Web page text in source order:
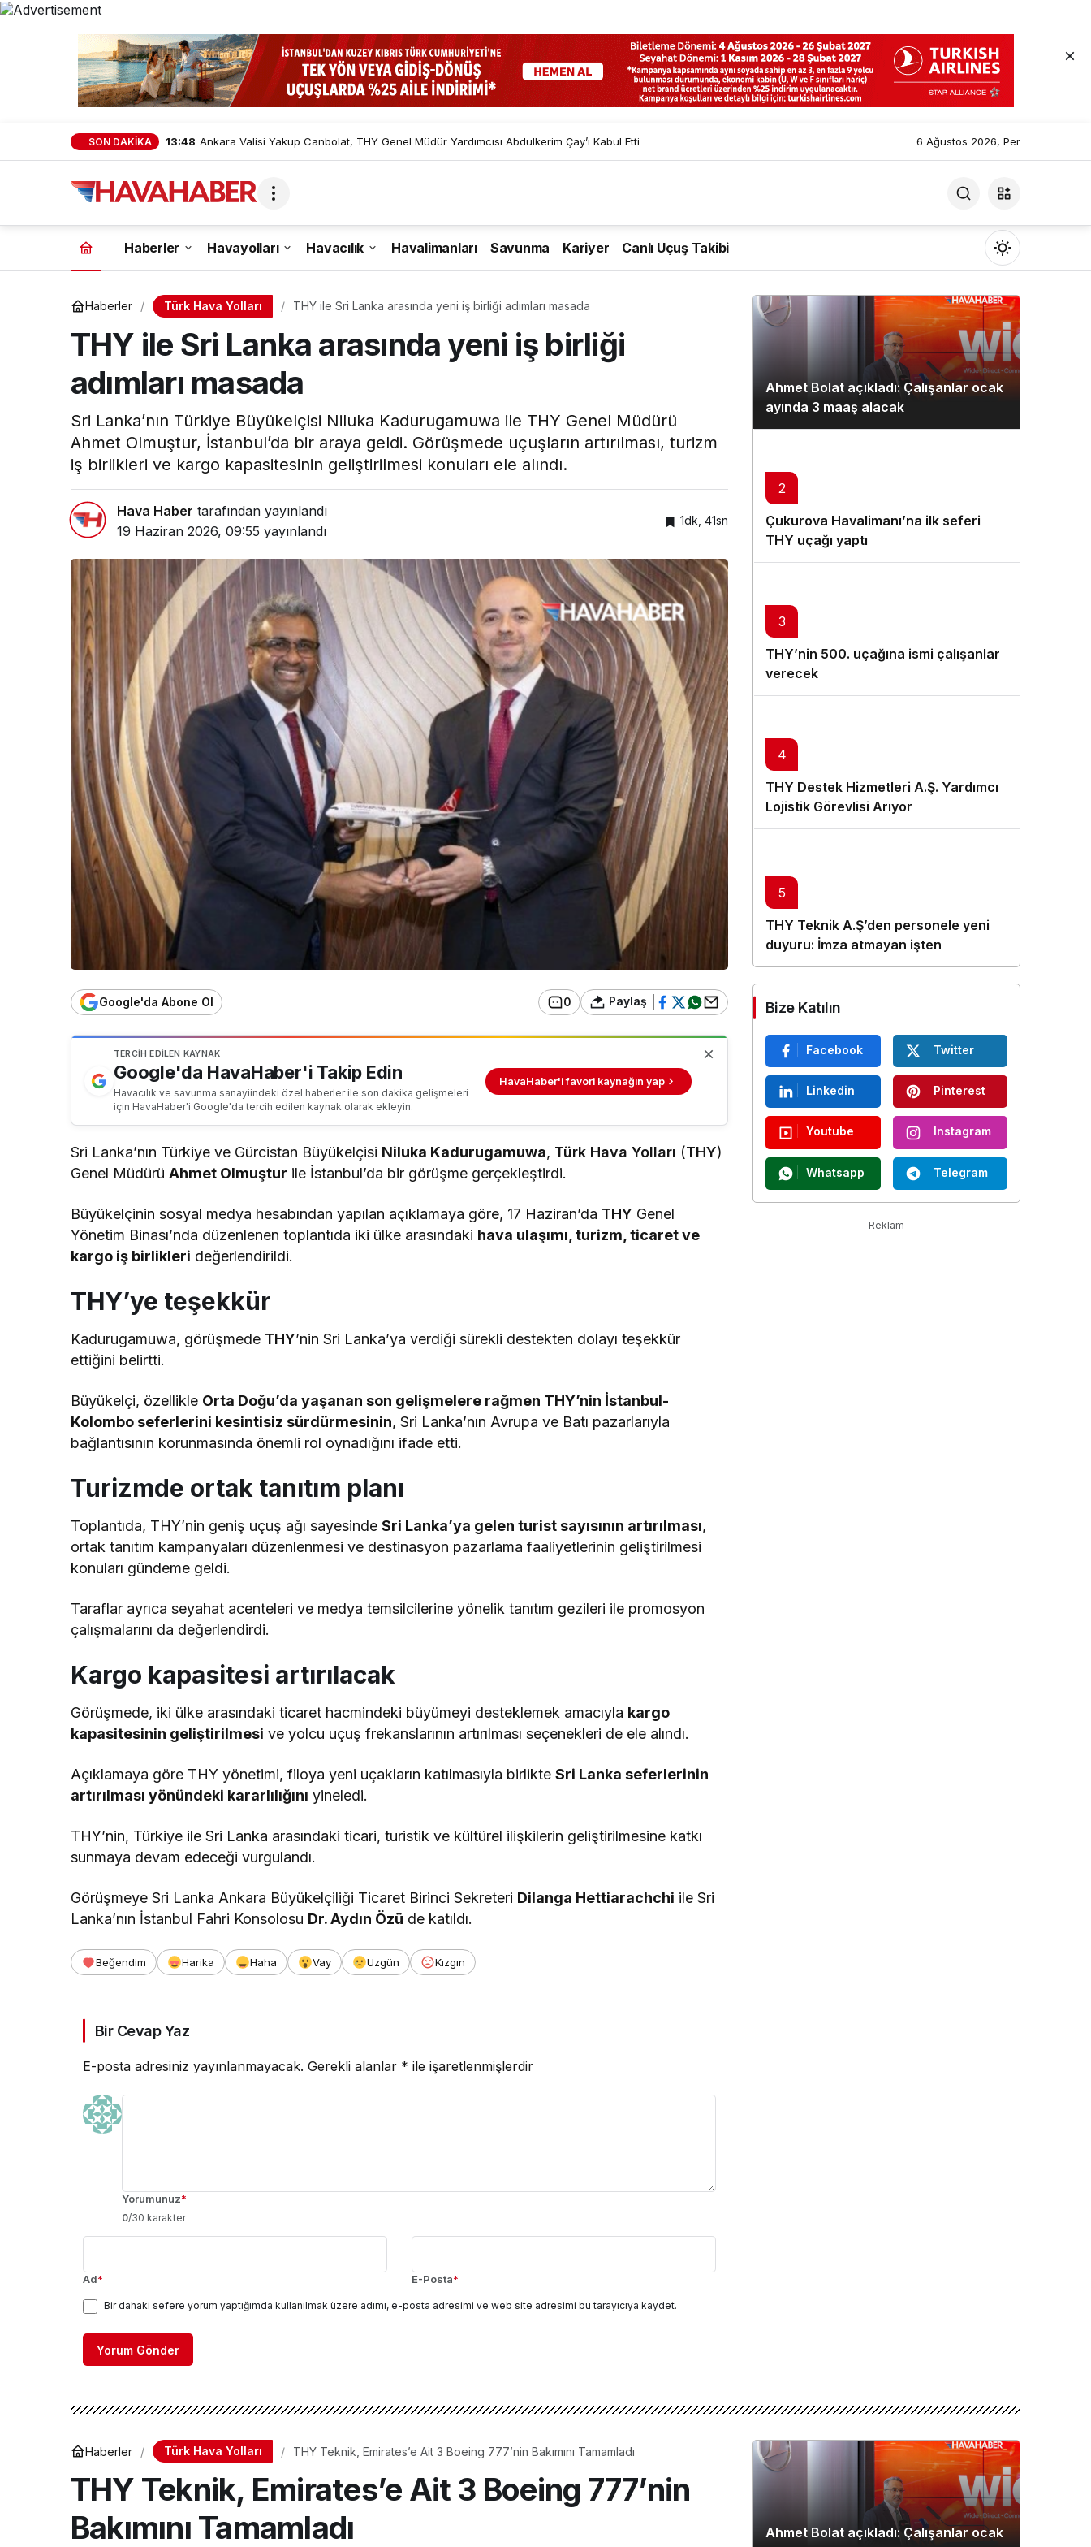
SON DAKİKA 13:48 Ankara Valisi Yakup Canbolat, THY Genel Müdür Yardımcısı Abdulkerim Çay’ı Kabul Etti 6 Ağustos 2026, Per
Haberler Havayolları Havacılık Havalimanları Savunma Kariyer Canlı Uçuş Takibi
Mod
değiştir
Gündüz Modu
Gündüz modunu seçin.
Sistem modunu seçin.
Haberler Türk Hava Yolları THY ile Sri Lanka arasında yeni iş birliği adımları masada
THY ile Sri Lanka arasında yeni iş birliği
adımları masada
Sri Lanka’nın Türkiye Büyükelçisi Niluka Kadurugamuwa ile THY Genel Müdürü
Ahmet Olmuştur, İstanbul’da bir araya geldi. Görüşmede uçuşların artırılması, turizm
iş birlikleri ve kargo kapasitesinin geliştirilmesi konuları ele alındı.
Hava Haber tarafından yayınlandı
19 Haziran 2026, 09:55 yayınlandı
1dk, 41sn
Google'da Abone Ol 0 Paylaş
TERCIH EDILEN KAYNAK
Google'da HavaHaber'i Takip Edin
Havacılık ve savunma sanayiindeki özel haberler ile son dakika gelişmeleri
için HavaHaber'i Google'da tercih edilen kaynak olarak ekleyin.
HavaHaber'i favori kaynağın yap
Sri Lanka’nın Türkiye ve Gürcistan Büyükelçisi Niluka Kadurugamuwa, Türk Hava Yolları (THY)
Genel MüdürüAhmet Olmuştur ile İstanbul’da bir görüşme gerçekleştirdi.
Büyükelçinin sosyal medya hesabından yapılan açıklamaya göre, 17 Haziran’da THY Genel
Yönetim Binası’nda düzenlenen toplantıda iki ülke arasındaki hava ulaşımı, turizm, ticaret ve
kargo iş birlikleri değerlendirildi.
THY’ye teşekkür
Kadurugamuwa, görüşmede THY’nin Sri Lanka’ya verdiği sürekli destekten dolayı teşekkür
ettiğini belirtti.
Büyükelçi, özellikle Orta Doğu’da yaşanan son gelişmelere rağmen THY’nin İstanbul-
Kolombo seferlerini kesintisiz sürdürmesinin, Sri Lanka’nın Avrupa ve Batı pazarlarıyla
bağlantısının korunmasında önemli rol oynadığını ifade etti.
Turizmde ortak tanıtım planı
Toplantıda, THY’nin geniş uçuş ağı sayesindeSri Lanka’ya gelen turist sayısının artırılması,
ortak tanıtım kampanyaları düzenlenmesi ve destinasyon pazarlama faaliyetlerinin geliştirilmesi
konuları gündeme geldi.
Taraflar ayrıca seyahat acenteleri ve medya temsilcilerine yönelik tanıtım gezileri ile promosyon
çalışmalarını da değerlendirdi.
Kargo kapasitesi artırılacak
Görüşmede, iki ülke arasındaki ticaret hacmindeki büyümeyi desteklemek amacıyla kargo
kapasitesinin geliştirilmesi ve yolcu uçuş frekanslarının artırılması seçenekleri de ele alındı.
Açıklamaya göre THY yönetimi, filoya yeni uçakların katılmasıyla birlikteSri Lanka seferlerinin
artırılması yönündeki kararlılığını yineledi.
THY’nin, Türkiye ile Sri Lanka arasındaki ticari, turistik ve kültürel ilişkilerin geliştirilmesine katkı
sunmaya devam edeceği vurgulandı.
Görüşmeye Sri Lanka Ankara Büyükelçiliği Ticaret Birinci Sekreteri Dilanga Hettiarachchi ile Sri
Lanka’nın İstanbul Fahri Konsolosu Dr. Aydın Özü de katıldı.
Beğendim Harika Haha Vay Üzgün Kızgın
Bir Cevap Yaz
E-posta adresiniz yayınlanmayacak. Gerekli alanlar * ile işaretlenmişlerdir
Yorumunuz*
0/30 karakter
Ad* E-Posta*
Bir dahaki sefere yorum yaptığımda kullanılmak üzere adımı, e-posta adresimi ve web site adresimi bu tarayıcıya kaydet.
Yorum Gönder
Ahmet Bolat açıkladı: Çalışanlar ocak
ayında 3 maaş alacak
2
Çukurova Havalimanı’na ilk seferi
THY uçağı yaptı
3
THY’nin 500. uçağına ismi çalışanlar
verecek
4
THY Destek Hizmetleri A.Ş. Yardımcı
Lojistik Görevlisi Arıyor
5
THY Teknik A.Ş’den personele yeni
duyuru: İmza atmayan işten
çıkarılacak
Bize Katılın
Facebook Twitter
Linkedin Pinterest
Youtube Instagram
Whatsapp Telegram
Reklam
Haberler Türk Hava Yolları THY Teknik, Emirates’e Ait 3 Boeing 777’nin Bakımını Tamamladı
THY Teknik, Emirates’e Ait 3 Boeing 777’nin
Bakımını Tamamladı
Ahmet Bolat açıkladı: Çalışanlar ocak